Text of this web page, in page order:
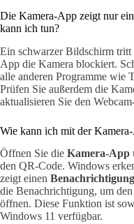
Die Kamera-App zeigt nur
kann ich tun?
Ein schwarzer Bildschirm
App die Kamera blockiert.
alle anderen Programme wie
Prüfen Sie außerdem die
aktualisieren Sie den
Wie kann ich mit der
Öffnen Sie die Kamera-App
den QR-Code. Windows
zeigt einen
die Benachrichtigung, um
öffnen. Diese Funktion ist
Windows 11 verfügbar.